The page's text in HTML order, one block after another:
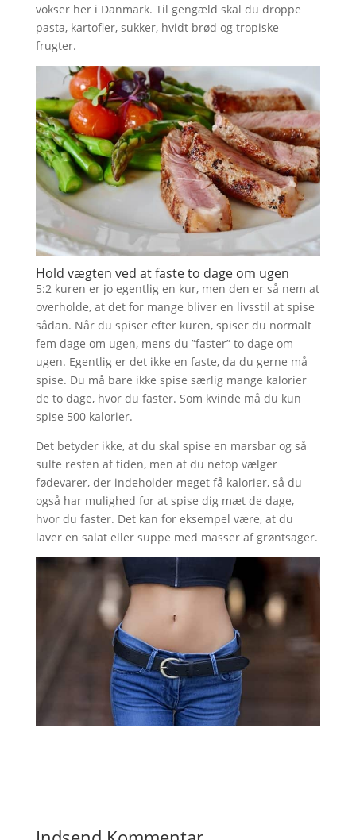
vokser her i Danmark. Til gengæld skal du droppe
pasta, kartofler, sukker, hvidt brød og tropiske
frugter.
Hold vægten ved at faste to dage om ugen
5:2 kuren er jo egentlig en kur, men den er så nem at
overholde, at det for mange bliver en livsstil at spise
sådan. Når du spiser efter kuren, spiser du normalt
fem dage om ugen, mens du ”faster” to dage om
ugen. Egentlig er det ikke en faste, da du gerne må
spise. Du må bare ikke spise særlig mange kalorier
de to dage, hvor du faster. Som kvinde må du kun
spise 500 kalorier.
Det betyder ikke, at du skal spise en marsbar og så
sulte resten af tiden, men at du netop vælger
fødevarer, der indeholder meget få kalorier, så du
også har mulighed for at spise dig mæt de dage,
hvor du faster. Det kan for eksempel være, at du
laver en salat eller suppe med masser af grøntsager.